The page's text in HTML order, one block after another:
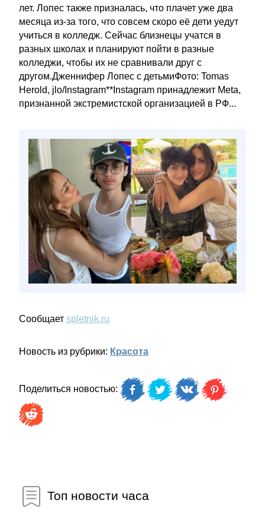
лет. Лопес также призналась, что плачет уже два
месяца из-за того, что совсем скоро её дети уедут
учиться в колледж. Сейчас близнецы учатся в
разных школах и планируют пойти в разные
колледжи, чтобы их не сравнивали друг с
другом.Дженнифер Лопес с детьмиФото: Tomas
Herold, jlo/Instagram**Instagram принадлежит Meta,
признанной экстремистской организацией в РФ...
Сообщает spletnik.ru
Новость из рубрики: Красота
Поделиться новостью:
Топ новости часа